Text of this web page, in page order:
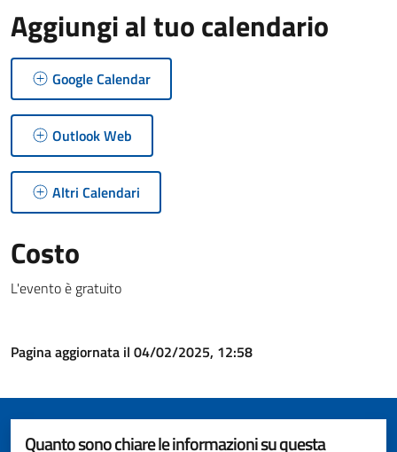
Aggiungi al tuo calendario
Google Calendar
Outlook Web
Altri Calendari
Costo
L'evento è gratuito
Pagina aggiornata il 04/02/2025, 12:58
Quanto sono chiare le informazioni su questa